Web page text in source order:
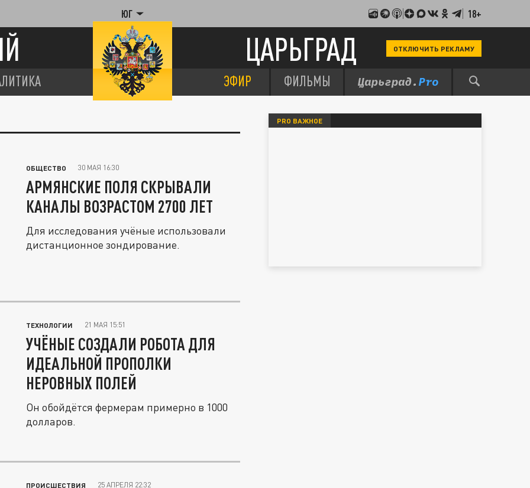
ЮГ 18+
ЦАРЬГРАД ОТКЛЮЧИТЬ РЕКЛАМУ
ЭФИР ФИЛЬМЫ
ОБЩЕСТВО 30 МАЯ 16:30
АРМЯНСКИЕ ПОЛЯ СКРЫВАЛИ
КАНАЛЫ ВОЗРАСТОМ 2700 ЛЕТ
Для исследования учёные использовали
дистанционное зондирование.
ТЕХНОЛОГИИ 21 МАЯ 15:51
УЧЁНЫЕ СОЗДАЛИ РОБОТА ДЛЯ
ИДЕАЛЬНОЙ ПРОПОЛКИ
НЕРОВНЫХ ПОЛЕЙ
Он обойдётся фермерам примерно в 1000
долларов.
ПРОИСШЕСТВИЯ 25 АПРЕЛЯ 22:32
PRO ВАЖНОЕ